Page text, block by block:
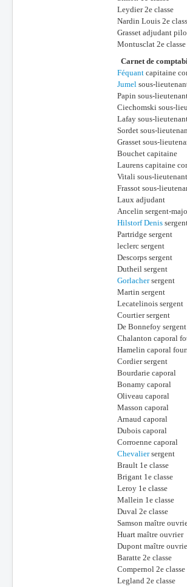
Leydier 2e classe
Nardin Louis 2e
Grasset adjudant
Montusclat 2e classe
Carnet de
Féquant capitaine
Jumel sous-
Papin sous-
Ciechomski sous-
Lafay sous-
Sordet sous-
Grasset sous-
Bouchet capitaine
Laurens capitaine
Vitali sous-
Frassot sous-
Laux adjudant
Ancelin sergent-
Hilstorf Denis
Partridge sergent
leclerc sergent
Descorps sergent
Dutheil sergent
Gorlachersergent
Martin sergent
Lecatelinois sergent
Courtier sergent
De Bonnefoy sergent
Chalanton caporal
Hamelin caporal
Cordier sergent
Bourdarie caporal
Bonamy caporal
Oliveau caporal
Masson caporal
Arnaud caporal
Dubois caporal
Corroenne caporal
Chevaliersergent
Brault 1e classe
Brigant 1e classe
Leroy 1e classe
Mallein 1e classe
Duval 2e classe
Samson maître
Huart maître ouvrier
Dupont maître
Baratte 2e classe
Compernol 2e classe
Legland 2e classe